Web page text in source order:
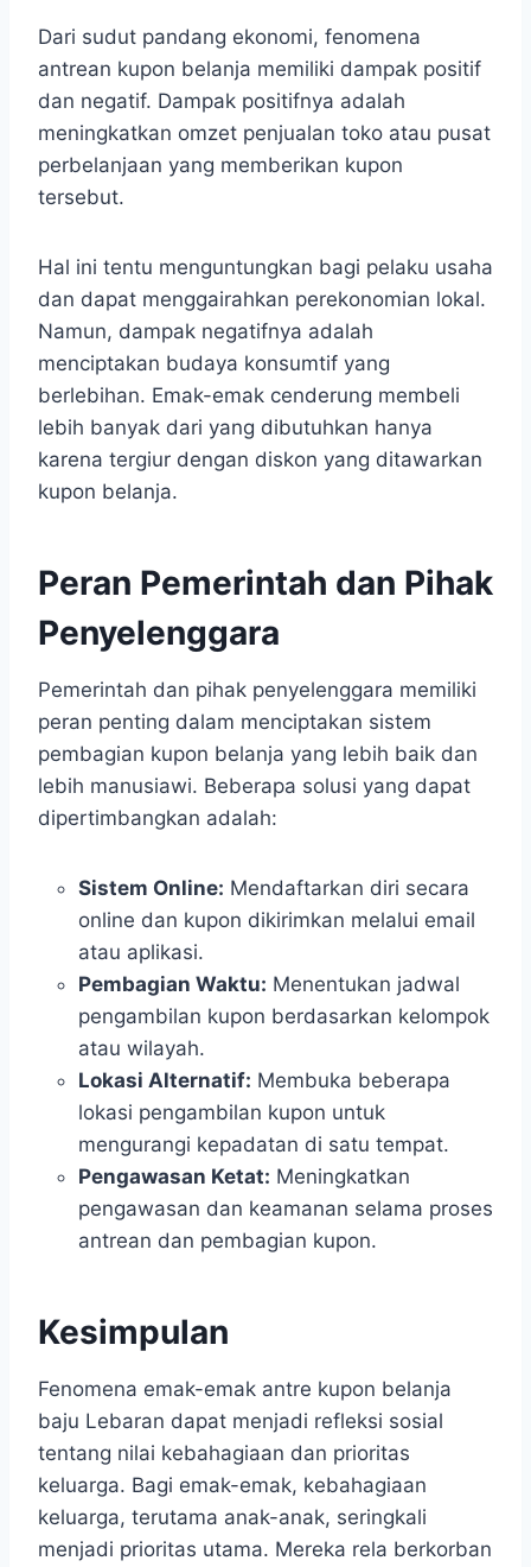
Dari sudut pandang ekonomi, fenomena
antrean kupon belanja memiliki dampak positif
dan negatif. Dampak positifnya adalah
meningkatkan omzet penjualan toko atau pusat
perbelanjaan yang memberikan kupon
tersebut.
Hal ini tentu menguntungkan bagi pelaku usaha
dan dapat menggairahkan perekonomian lokal.
Namun, dampak negatifnya adalah
menciptakan budaya konsumtif yang
berlebihan. Emak-emak cenderung membeli
lebih banyak dari yang dibutuhkan hanya
karena tergiur dengan diskon yang ditawarkan
kupon belanja.
Peran Pemerintah dan Pihak
Penyelenggara
Pemerintah dan pihak penyelenggara memiliki
peran penting dalam menciptakan sistem
pembagian kupon belanja yang lebih baik dan
lebih manusiawi. Beberapa solusi yang dapat
dipertimbangkan adalah:
Sistem Online: Mendaftarkan diri secara
online dan kupon dikirimkan melalui email
atau aplikasi.
Pembagian Waktu: Menentukan jadwal
pengambilan kupon berdasarkan kelompok
atau wilayah.
Lokasi Alternatif: Membuka beberapa
lokasi pengambilan kupon untuk
mengurangi kepadatan di satu tempat.
Pengawasan Ketat: Meningkatkan
pengawasan dan keamanan selama proses
antrean dan pembagian kupon.
Kesimpulan
Fenomena emak-emak antre kupon belanja
baju Lebaran dapat menjadi refleksi sosial
tentang nilai kebahagiaan dan prioritas
keluarga. Bagi emak-emak, kebahagiaan
keluarga, terutama anak-anak, seringkali
menjadi prioritas utama. Mereka rela berkorban